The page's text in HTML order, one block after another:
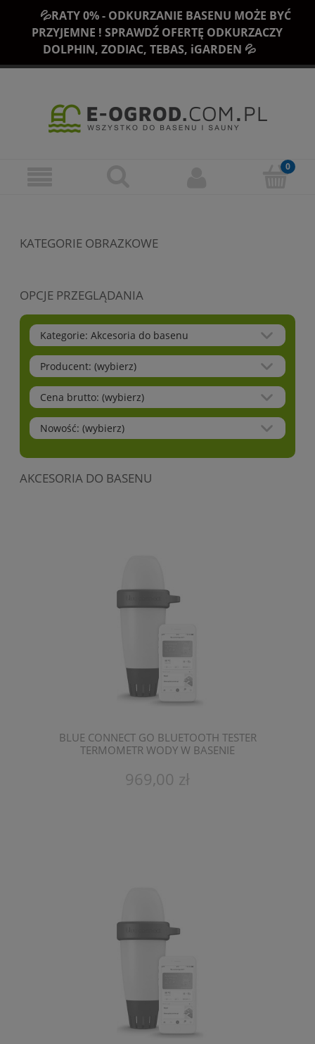
💦RATY 0% - ODKURZANIE BASENU MOŻE BYĆ
PRZYJEMNE ! SPRAWDŹ OFERTĘ ODKURZACZY
DOLPHIN, ZODIAC, TEBAS, iGARDEN 💦
KATEGORIE OBRAZKOWE
OPCJE PRZEGLĄDANIA
Kategorie: Akcesoria do basenu
Producent: (wybierz)
Cena brutto: (wybierz)
Nowość: (wybierz)
AKCESORIA DO BASENU
BLUE CONNECT GO BLUETOOTH TESTER
TERMOMETR WODY W BASENIE
969,00 zł